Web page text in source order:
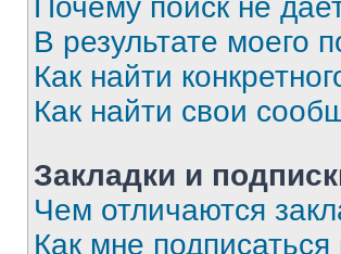
Почему поиск не
В результате моего
Как найти
Как найти свои
Закладки и
Чем отличаются
Как мне